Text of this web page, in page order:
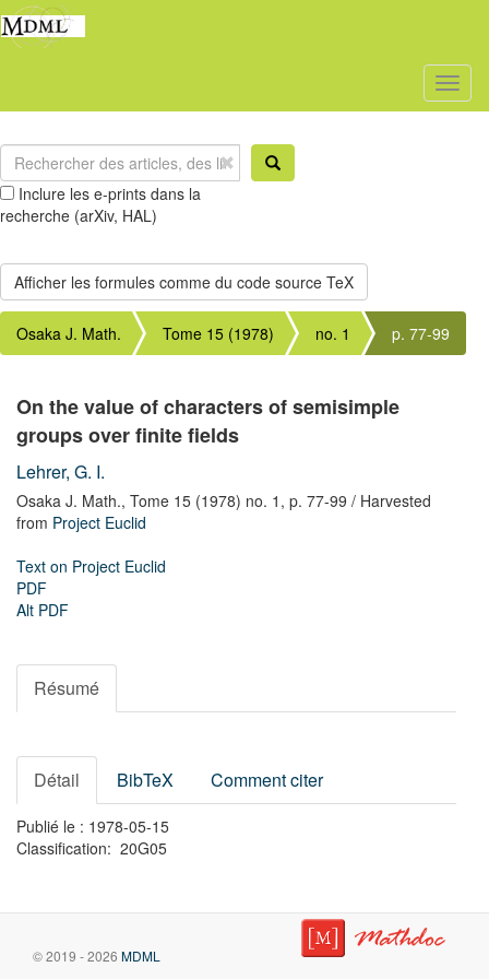
Inclure les e-prints dans la
recherche (arXiv, HAL)
Osaka J. Math. Tome 15 (1978) no. 1 p. 77-99
On the value of characters of semisimple
groups over finite fields
Lehrer, G. I.
Osaka J. Math., Tome 15 (1978) no. 1, p. 77-99 / Harvested
from Project Euclid
Text on Project Euclid
PDF
Alt PDF
Résumé
Détail BibTeX Comment citer
Publié le : 1978-05-15
Classification: 20G05
© 2019 - 2026 MDML